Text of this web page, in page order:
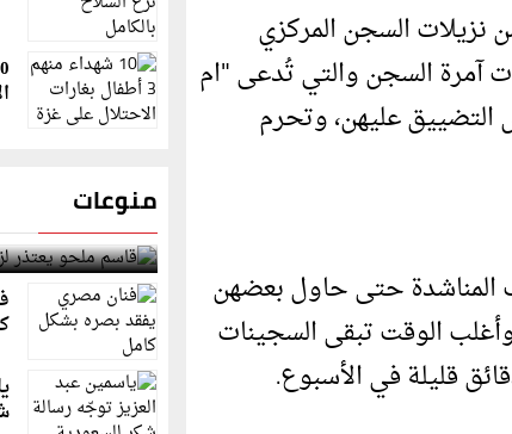
نزيلات السجن المركزي
آمرة السجن والتي تُدعى "ام
عليهن، وتحرم
المناشدة حتى حاول بعضهن
الوقت تبقى السجينات
قليلة في الأسبوع.
منوعات
قاسم ملحو يعتذر